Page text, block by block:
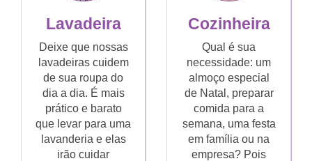
Lavadeira
Deixe que nossas
lavadeiras cuidem
de sua roupa do
dia a dia. É mais
prático e barato
que levar para uma
lavanderia e elas
irão cuidar
Cozinheira
Qual é sua
necessidade: um
almoço especial
de Natal, preparar
comida para a
semana, uma festa
em família ou na
empresa? Pois